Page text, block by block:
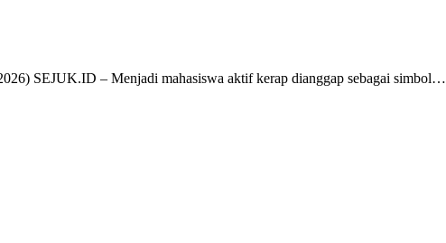
SEJUK.ID – Menjadi mahasiswa aktif kerap dianggap sebagai simbol…